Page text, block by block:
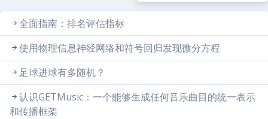
全面指南：排名评估指标
使用物理信息神经网络和符号回归发现微分方程
足球进球有多随机？
认识GETMusic：一个能够生成任何音乐曲目的统一表示
和传播框架